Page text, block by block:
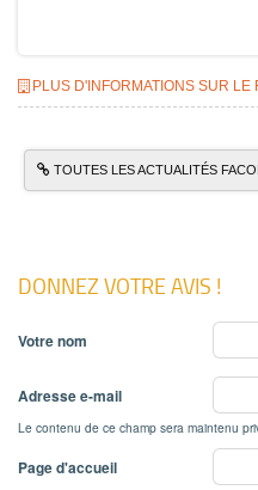
PLUS D'INFORMATIONS SUR LE
TOUTES LES ACTUALITÉS
DONNEZ VOTRE AVIS !
Votre nom
Adresse e-mail
Le contenu de ce champ sera maintenu
Page d'accueil